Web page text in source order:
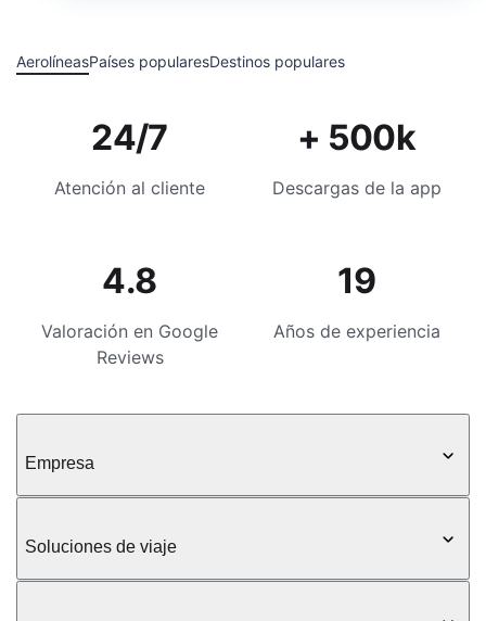
AerolíneasPaíses popularesDestinos populares
24/7
Atención al cliente
+ 500k
Descargas de la app
4.8
Valoración en Google
Reviews
19
Años de experiencia
Empresa
Soluciones de viaje